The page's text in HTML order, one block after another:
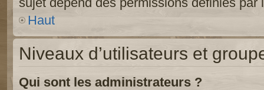
Haut
Niveaux d’utilisateurs et
Qui sont les administrateurs ?